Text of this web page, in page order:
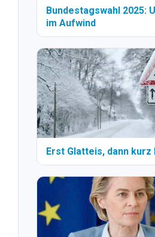
Bundestagswahl 2025:
im Aufwind
Erst Glatteis, dann kurz